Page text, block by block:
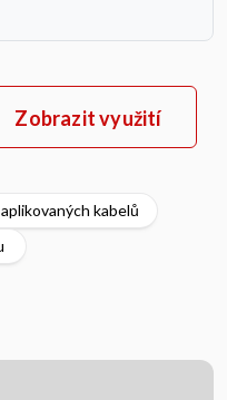
Zobrazit využití
kabelů